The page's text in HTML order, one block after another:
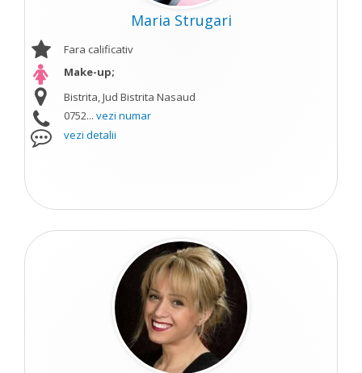
Maria Strugari
Fara calificativ
Make-up;
Bistrita, Jud Bistrita Nasaud
0752... vezi numar
vezi detalii